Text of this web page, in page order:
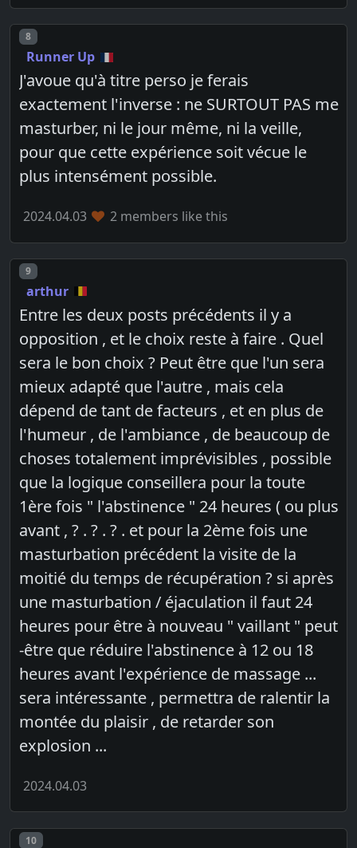
Post number
8
Runner Up
J'avoue qu'à titre perso je ferais
exactement l'inverse : ne SURTOUT PAS me
masturber, ni le jour même, ni la veille,
pour que cette expérience soit vécue le
plus intensément possible.
2024.04.03 2 members like this
Post number
9
arthur
Entre les deux posts précédents il y a
opposition , et le choix reste à faire . Quel
sera le bon choix ? Peut être que l'un sera
mieux adapté que l'autre , mais cela
dépend de tant de facteurs , et en plus de
l'humeur , de l'ambiance , de beaucoup de
choses totalement imprévisibles , possible
que la logique conseillera pour la toute
1ère fois " l'abstinence " 24 heures ( ou plus
avant , ? . ? . ? . et pour la 2ème fois une
masturbation précédent la visite de la
moitié du temps de récupération ? si après
une masturbation / éjaculation il faut 24
heures pour être à nouveau " vaillant " peut
-être que réduire l'abstinence à 12 ou 18
heures avant l'expérience de massage ...
sera intéressante , permettra de ralentir la
montée du plaisir , de retarder son
explosion ...
2024.04.03
Post number
10